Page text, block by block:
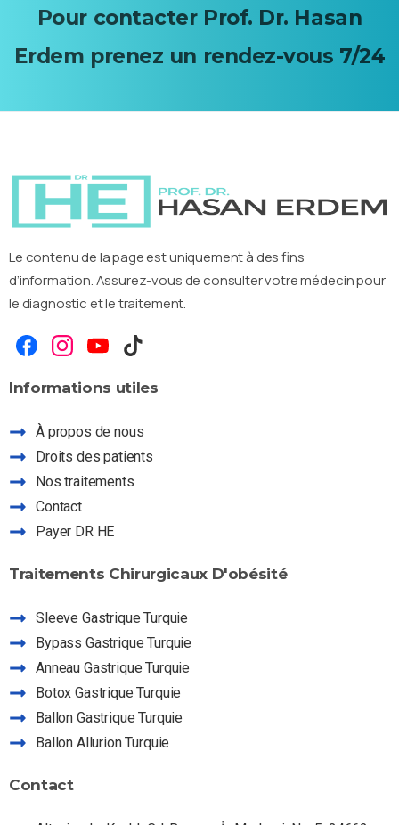
Pour contacter Prof. Dr. Hasan
Erdem prenez un rendez-vous 7/24
Le contenu de la page est uniquement à des fins
d’information. Assurez-vous de consulter votre médecin pour
le diagnostic et le traitement.
Informations utiles
À propos de nous
Droits des patients
Nos traitements
Contact
Payer DR HE
Traitements Chirurgicaux D'obésité
Sleeve Gastrique Turquie
Bypass Gastrique Turquie
Anneau Gastrique Turquie
Botox Gastrique Turquie
Ballon Gastrique Turquie
Ballon Allurion Turquie
Contact
Assistant Dr HE